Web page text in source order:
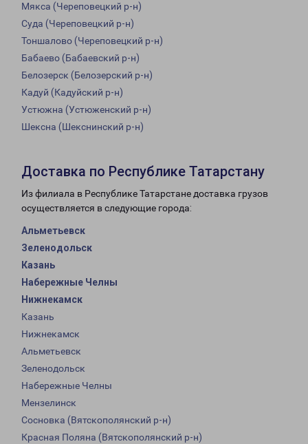
Мякса (Череповецкий р-н)
Суда (Череповецкий р-н)
Тоншалово (Череповецкий р-н)
Бабаево (Бабаевский р-н)
Белозерск (Белозерский р-н)
Кадуй (Кадуйский р-н)
Устюжна (Устюженский р-н)
Шексна (Шекснинский р-н)
Доставка по Республике Татарстану
Из филиала в Республике Татарстане доставка грузов
осуществляется в следующие города:
Альметьевск
Зеленодольск
Казань
Набережные Челны
Нижнекамск
Казань
Нижнекамск
Альметьевск
Зеленодольск
Набережные Челны
Мензелинск
Сосновка (Вятскополянский р-н)
Красная Поляна (Вятскополянский р-н)